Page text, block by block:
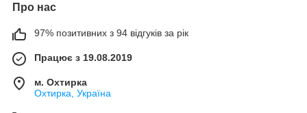
Про нас
97% позитивних з 94 відгуків за рік
Працює з 19.08.2019
м. Охтирка
Охтирка, Україна